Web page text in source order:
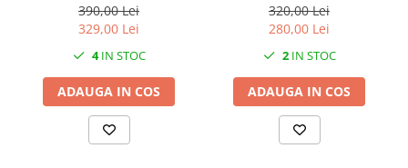
390,00 Lei
329,00 Lei
4IN STOC
ADAUGA IN COS
320,00 Lei
280,00 Lei
2IN STOC
ADAUGA IN COS